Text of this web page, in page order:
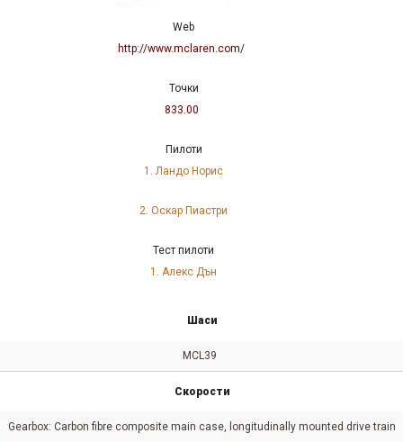
Web
http://www.mclaren.com/
Точки
833.00
Пилоти
1. Ландо Норис
2. Оскар Пиастри
Тест пилоти
1. Алекс Дън
Шаси
MCL39
Скорости
Gearbox: Carbon fibre composite main case, longitudinally mounted drive train